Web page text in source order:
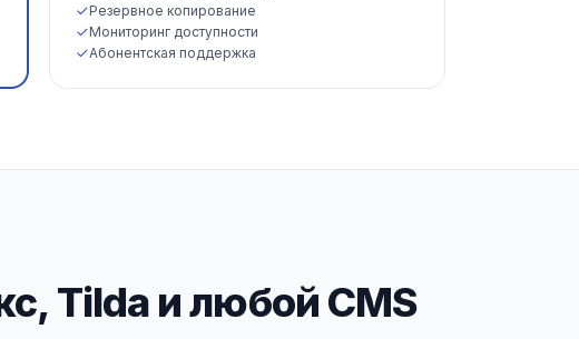
Резервное копирование
Мониторинг доступности
Абонентская поддержка
Tilda и любой CMS